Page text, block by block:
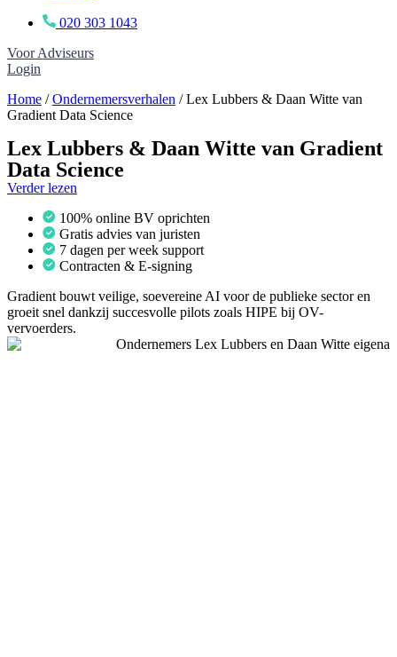
020 303 1043
Voor Adviseurs
Login
Home /Ondernemersverhalen /Lex Lubbers & Daan Witte van
Gradient Data Science
Lex Lubbers & Daan Witte van Gradient
Data Science
Verder lezen
100% online BV oprichten
Gratis advies van juristen
7 dagen per week support
Contracten & E-signing
Gradient bouwt veilige, soevereine AI voor de publieke sector en
groeit snel dankzij succesvolle pilots zoals HIPE bij OV-
vervoerders.